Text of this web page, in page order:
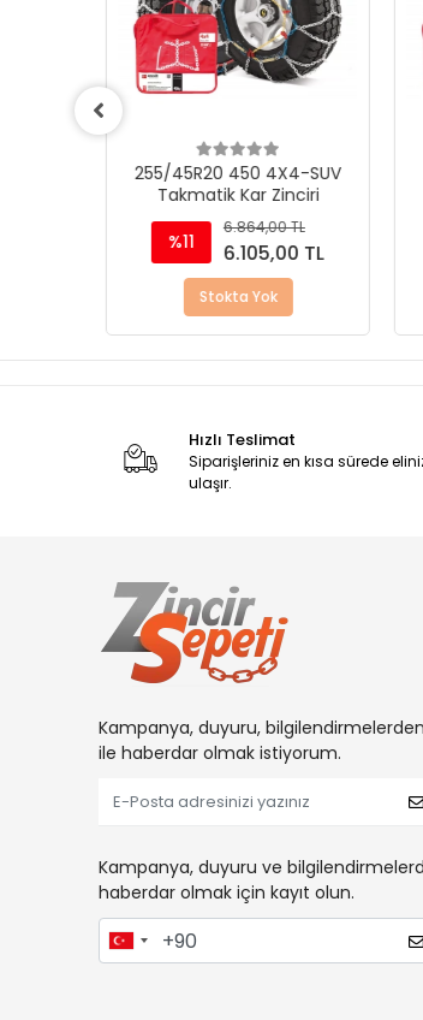
255/45R20 450 4X4-SUV
Takmatik Kar Zinciri
%11
6.864,00 TL
6.105,00 TL
Stokta Yok
Hızlı Teslimat
Siparişleriniz en kısa sürede
ulaşır.
Kampanya, duyuru,
ile haberdar olmak istiyorum.
Kampanya, duyuru ve
haberdar olmak için kayıt olun.